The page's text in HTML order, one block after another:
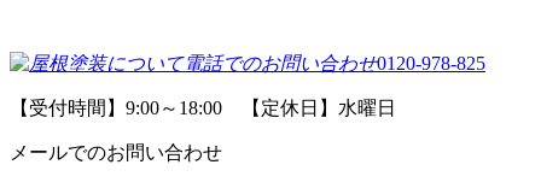
0120-978-825
【受付時間】9:00～18:00 【定休日】水曜日
メールでのお問い合わせ